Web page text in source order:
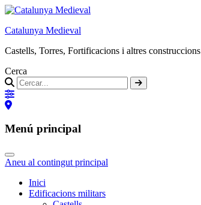
Catalunya Medieval
Castells, Torres, Fortificacions i altres construccions
Cerca
Menú principal
Aneu al contingut principal
Inici
Edificacions militars